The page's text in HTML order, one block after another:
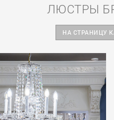
ЛЮСТРЫ
НА СТРАНИЦУ